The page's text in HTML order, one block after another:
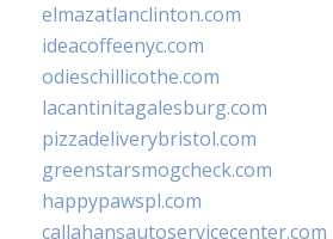
elmazatlanclinton.com
ideacoffeenyc.com
odieschillicothe.com
lacantinitagalesburg.com
pizzadeliverybristol.com
greenstarsmogcheck.com
happypawspl.com
callahansautoservicecenter.com